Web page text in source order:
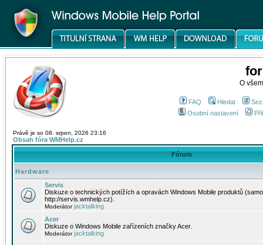
O
FAQ Hledat
Osobní nastavení
Právě je so 08. srpen, 2026 23:16
Obsah fóra WMHelp.cz
Fórum
Hardware
Servis
Diskuze o technických potížích a opravách Windows Mobile produktů
http://servis.wmhelp.cz).
Moderátorjacktalking
Acer
Diskuze o Windows Mobile zařízeních značky Acer.
Moderátorjacktalking